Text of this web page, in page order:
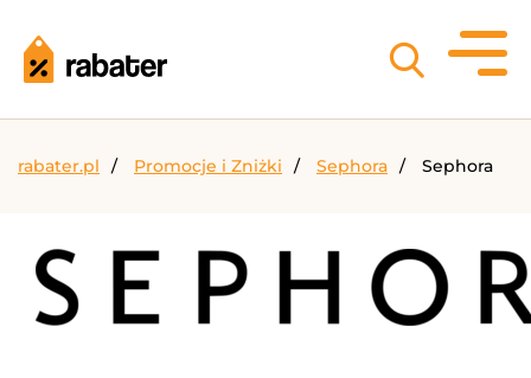
rabater.pl Promocje i Zniżki Sephora Sephora